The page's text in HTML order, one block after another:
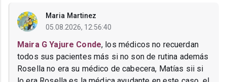
Maria Martinez
05.08.2026, 12:56:40
Maira G Yajure Conde, los médicos no recuerdan
todos sus pacientes más si no son de rutina además
Rosella no era su médico de cabecera, Matías sii si